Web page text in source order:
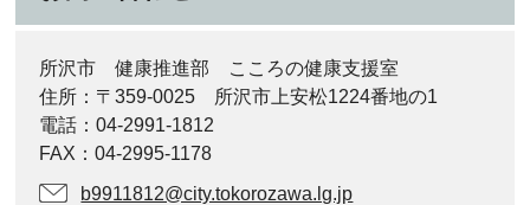
所沢市 健康推進部 こころの健康支援室
住所：〒359-0025 所沢市上安松1224番地の1
電話：04-2991-1812
FAX：04-2995-1178
b9911812@city.tokorozawa.lg.jp